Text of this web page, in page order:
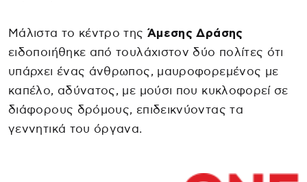
Μάλιστα το κέντρο της Άμεσης Δράσης
ειδοποιήθηκε από τουλάχιστον δύο πολίτες ότι
υπάρχει ένας άνθρωπος, μαυροφορεμένος με
καπέλο, αδύνατος, με μούσι που κυκλοφορεί σε
διάφορους δρόμους, επιδεικνύοντας τα
γεννητικά του όργανα.